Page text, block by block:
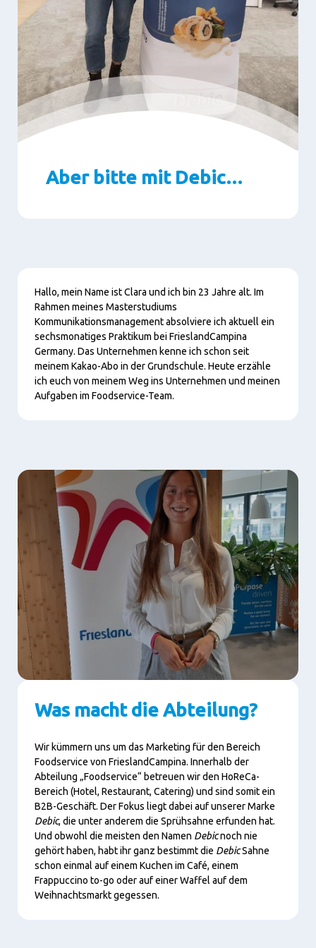
Aber bitte mit Debic…
Inhalt
Hallo, mein Name ist Clara und ich bin 23 Jahre alt. Im
Rahmen meines Masterstudiums
Kommunikationsmanagement absolviere ich aktuell ein
sechsmonatiges Praktikum bei FrieslandCampina
Germany. Das Unternehmen kenne ich schon seit
meinem Kakao-Abo in der Grundschule. Heute erzähle
ich euch von meinem Weg ins Unternehmen und meinen
Aufgaben im Foodservice-Team.
Was macht die Abteilung?
Wir kümmern uns um das Marketing für den Bereich
Foodservice von FrieslandCampina. Innerhalb der
Abteilung „Foodservice“ betreuen wir den HoReCa-
Bereich (Hotel, Restaurant, Catering) und sind somit ein
B2B-Geschäft. Der Fokus liegt dabei auf unserer Marke
Debic, die unter anderem die Sprühsahne erfunden hat.
Und obwohl die meisten den Namen Debicnoch nie
gehört haben, habt ihr ganz bestimmt die DebicSahne
schon einmal auf einem Kuchen im Café, einem
Frappuccino to-go oder auf einer Waffel auf dem
Weihnachtsmarkt gegessen.